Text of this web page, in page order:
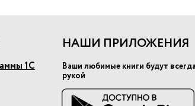
1С
НАШИ ПРИЛОЖЕНИЯ
Ваши любимые книги будут
рукой